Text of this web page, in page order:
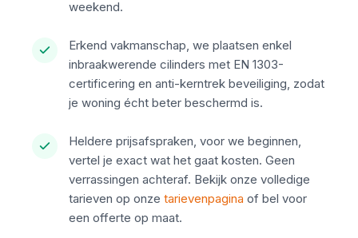
weekend.
Erkend vakmanschap, we plaatsen enkel
inbraakwerende cilinders met EN 1303-
certificering en anti-kerntrek beveiliging, zodat
je woning écht beter beschermd is.
Heldere prijsafspraken, voor we beginnen,
vertel je exact wat het gaat kosten. Geen
verrassingen achteraf. Bekijk onze volledige
tarieven op onze tarievenpagina of bel voor
een offerte op maat.